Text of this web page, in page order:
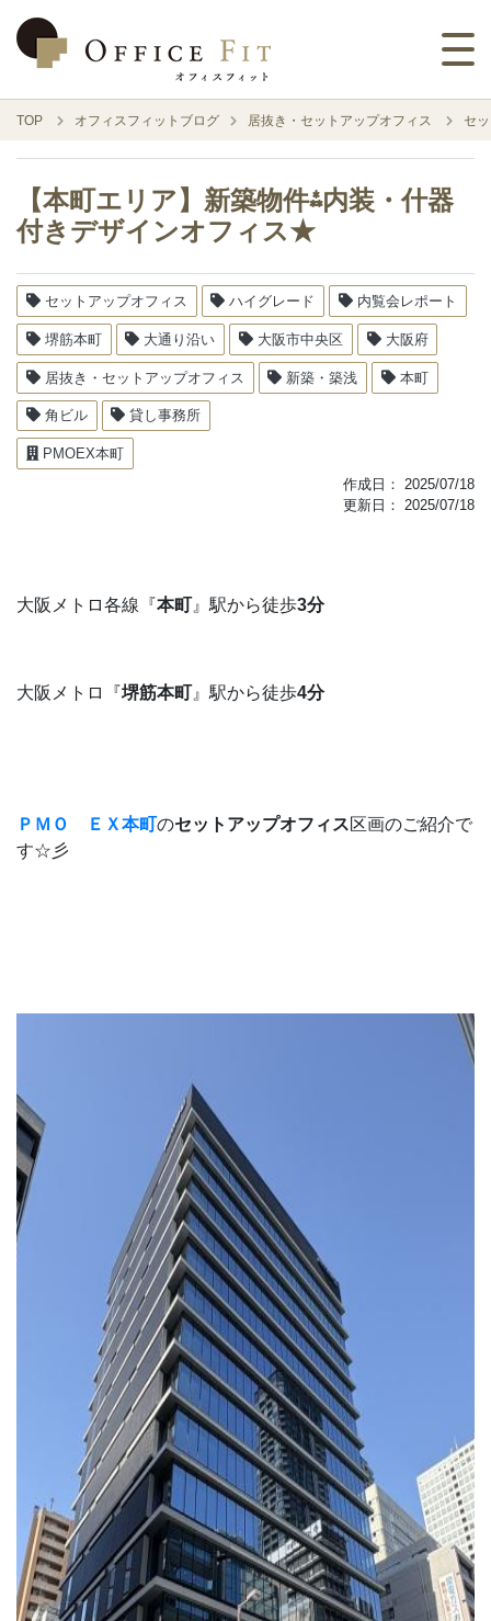
TOP オフィスフィットブログ 居抜き・セットアップオフィス セ
【本町エリア】新築物件⁂内装・什器
付きデザインオフィス★
セットアップオフィス ハイグレード 内覧会レポート
堺筋本町 大通り沿い 大阪市中央区 大阪府
居抜き・セットアップオフィス 新築・築浅 本町
角ビル 貸し事務所
PMOEX本町
作成日： 2025/07/18
更新日： 2025/07/18
大阪メトロ各線『本町 』駅から徒歩3分
大阪メトロ『堺筋本町 』駅から徒歩4分
ＰＭＯ ＥＸ本町のセットアップオフィス区画のご紹介で
す☆彡